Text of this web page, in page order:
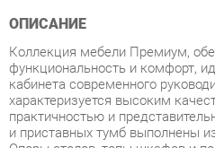
кабинета современного
характеризуется высоким
практичностью и
и приставных тумб выполнены
Опоры столов, топы шкафов и
из ЛДСП толщиной 32 мм,
задние стенки, выполнены из